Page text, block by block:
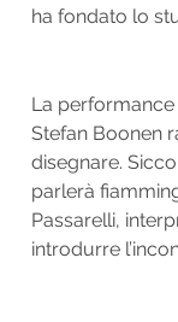
ha fondato lo
La
Stefan Boonen
disegnare.
parlerà
Passarelli,
introdurre